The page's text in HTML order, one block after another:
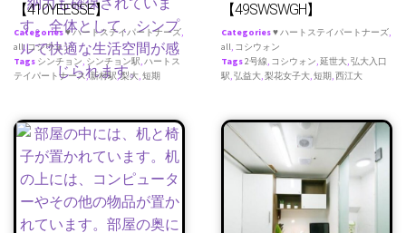
【410YEESSE】
Categories♥ ハートステイパートナーズ,
all,コシウォン
Tags シンチョン, シンチョン駅,ハートス
テイパートナース,新村駅,梨大,短期
【49SWSWGH】
Categories♥ ハートステイパートナーズ,
all, コシウォン
Tags2号線, コシウォン,延世大,弘大入口
駅,弘益大,梨花女子大,短期,西江大